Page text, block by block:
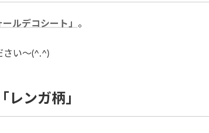
ールデコシート」 。
さい～(^.^)
ンガ柄」